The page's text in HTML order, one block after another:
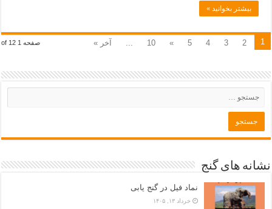
بیشتر بخوانید »
صفحه 1 of 12 1
2
3
4
5
»
10 آخر »
نشانه های گنج
نماد فیل در گنج یابی
خرداد ۱۳, ۱۴۰۵